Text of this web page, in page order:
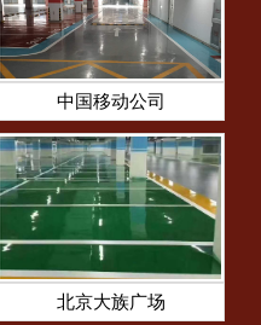
中国移动公司
北京大族广场